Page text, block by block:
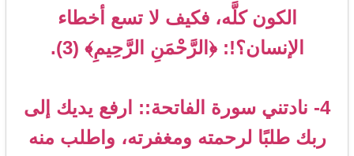
الكون كلَّه، فكيف لا تسع أخطاء
الإنسان؟!: ﴿الرَّحْمَنِ الرَّحِيمِ﴾ (3).
4- نادتني سورة الفاتحة:: ارفع يديك إلى
ربك طلبًا لرحمته ومغفرته، واطلب منه